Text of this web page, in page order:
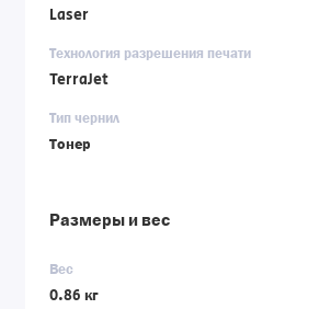
Laser
Технология разрешения печати
TerraJet
Тип чернил
Тонер
Размеры и вес
Вес
0.86 кг